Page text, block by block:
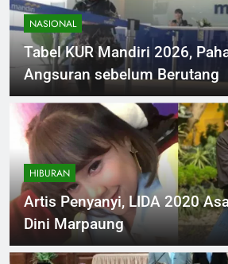
NASIONAL
Tabel KUR Mandiri 2026,
Angsuran sebelum Berutang
HIBURAN
Artis Penyanyi, LIDA 2020
Dini Marpaung